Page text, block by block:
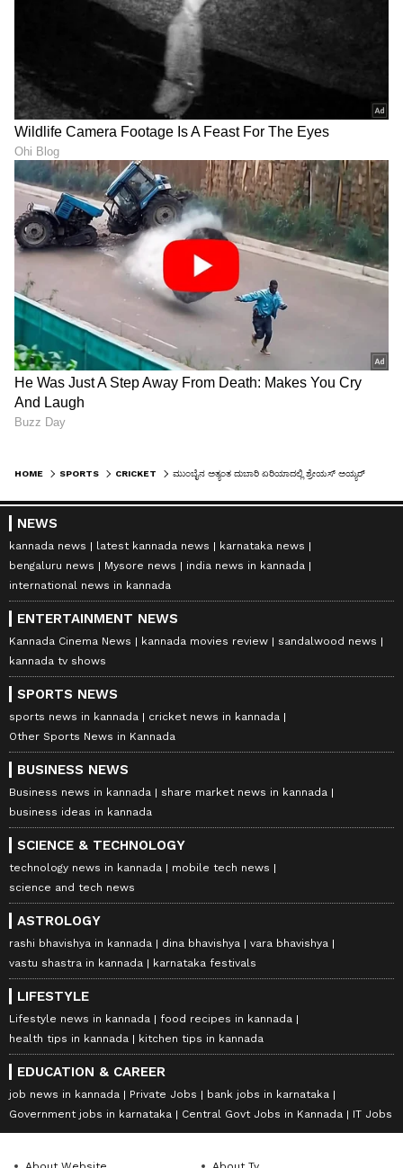
HOME SPORTS CRICKET
NEWS
kannada news latest kannada news
karnataka news
bengaluru news
Mysore news
india news in kannada
international news in kannada
ENTERTAINMENT NEWS
Kannada Cinema News kannada movies review
sandalwood news
kannada tv shows
SPORTS NEWS
sports news in kannada
cricket news in kannada
Other Sports News in Kannada
BUSINESS NEWS
Business news in kannada
share market news in kannada
business ideas in kannada
SCIENCE & TECHNOLOGY
technology news in kannada
mobile tech news
science and tech news
ASTROLOGY
rashi bhavishya in kannada dina bhavishya
vara bhavishya
vastu shastra in kannada
karnataka festivals
LIFESTYLE
Lifestyle news in kannada
food recipes in kannada
health tips in kannada
kitchen tips in kannada
EDUCATION & CAREER
job news in kannada Private Jobs
bank jobs in karnataka
Government jobs in karnataka
Central Govt Jobs in Kannada IT Jobs